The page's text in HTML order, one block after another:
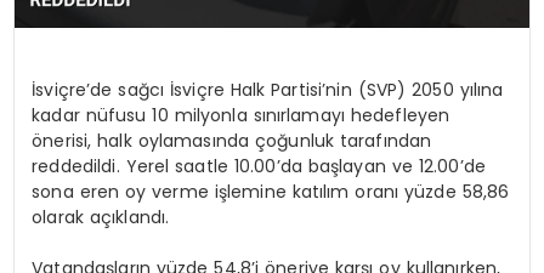
İsviçre’de sağcı İsviçre Halk Partisi’nin (SVP) 2050 yılına
kadar nüfusu 10 milyonla sınırlamayı hedefleyen
önerisi, halk oylamasında çoğunluk tarafından
reddedildi. Yerel saatle 10.00’da başlayan ve 12.00’de
sona eren oy verme işlemine katılım oranı yüzde 58,86
olarak açıklandı.
Vatandaşların yüzde 54,8’i öneriye karşı oy kullanırken,